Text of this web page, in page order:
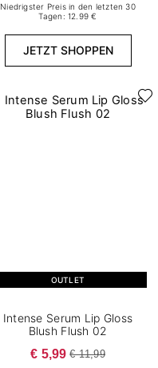
Niedrigster Preis in den letzten 30
Tagen: 12.99 €
JETZT SHOPPEN
OUTLET
Intense Serum Lip Gloss
Blush Flush 02
€ 5,99 € 11,99